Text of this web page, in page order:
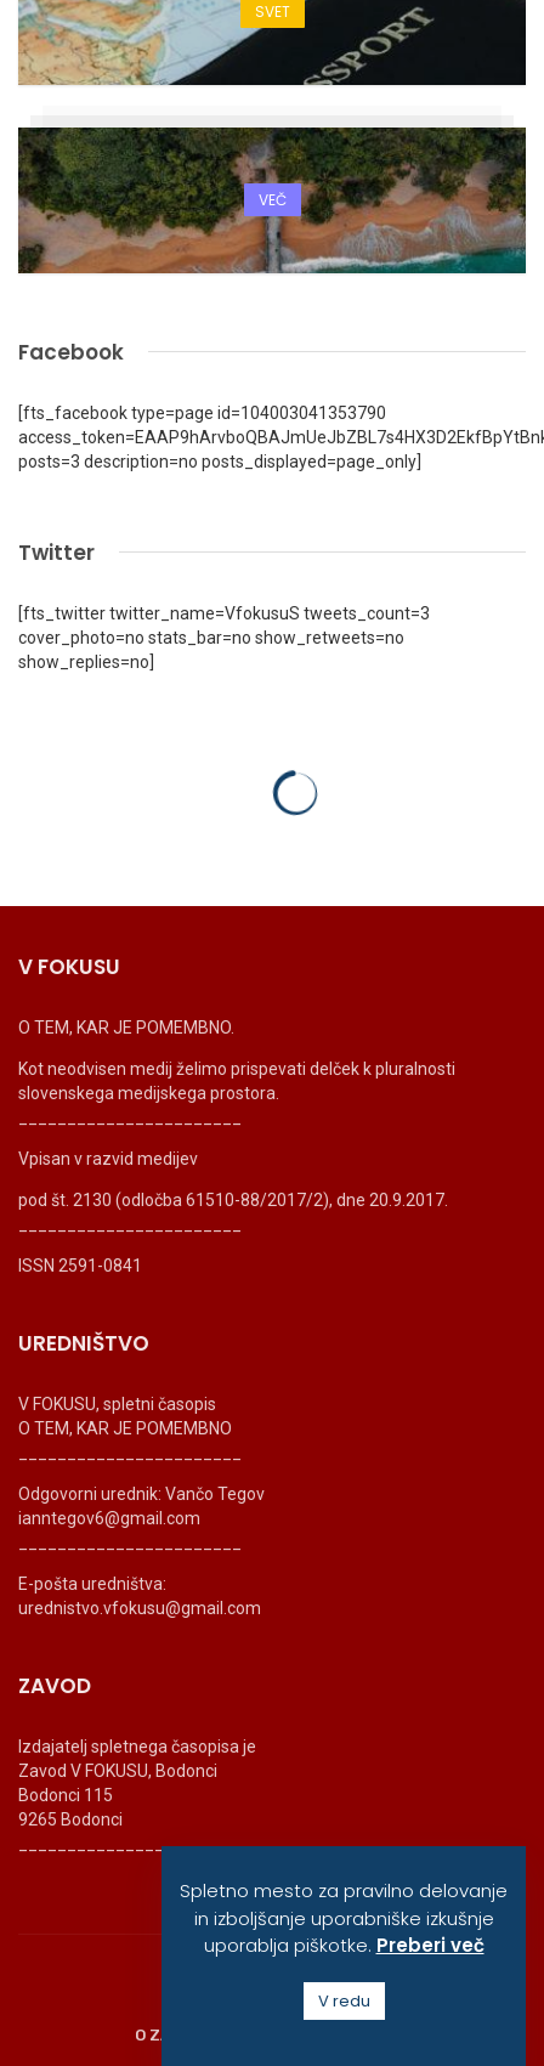
SVET
VEČ
Facebook
[fts_facebook type=page id=104003041353790
posts=3 description=no posts_displayed=page_only]
Twitter
[fts_twitter twitter_name=VfokusuS tweets_count=3
cover_photo=no stats_bar=no show_retweets=no
show_replies=no]
V FOKUSU
O TEM, KAR JE POMEMBNO.
Kot neodvisen medij želimo prispevati delček k pluralnosti
slovenskega medijskega prostora.
Vpisan v razvid medijev
pod št. 2130 (odločba 61510-88/2017/2), dne 20.9.2017.
ISSN 2591-0841
UREDNIŠTVO
V FOKUSU, spletni časopis
O TEM, KAR JE POMEMBNO
Odgovorni urednik: Vančo Tegov
ianntegov6@gmail.com
E-pošta uredništva:
urednistvo.vfokusu@gmail.com
ZAVOD
Izdajatelj spletnega časopisa je
Zavod V FOKUSU, Bodonci
Bodonci 115
9265 Bodonci
_______________________
© vfokusu, 2020
O ZAVODU
Spletno mesto za pravilno delovanje
in izboljšanje uporabniške izkušnje
uporablja piškotke. Preberi več
V redu